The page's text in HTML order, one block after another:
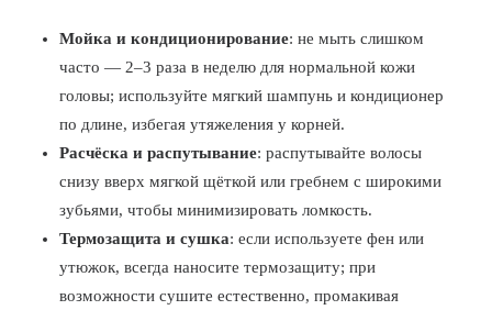
Мойка и кондиционирование: не мыть слишком
часто — 2–3 раза в неделю для нормальной кожи
головы; используйте мягкий шампунь и кондиционер
по длине, избегая утяжеления у корней.
Расчёска и распутывание: распутывайте волосы
снизу вверх мягкой щёткой или гребнем с широкими
зубьями, чтобы минимизировать ломкость.
Термозащита и сушка: если используете фен или
утюжок, всегда наносите термозащиту; при
возможности сушите естественно, промакивая